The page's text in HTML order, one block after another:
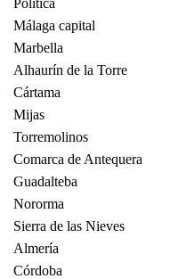
Política
Málaga capital
Marbella
Alhaurín de la Torre
Cártama
Mijas
Torremolinos
Comarca de Antequera
Guadalteba
Nororma
Sierra de las Nieves
Almería
Córdoba